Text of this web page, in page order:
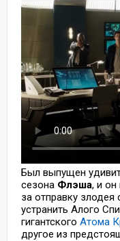
Был выпущен
сезона Флэша, и он
за отправку
устранить Алого
гигантского Атома
другое из